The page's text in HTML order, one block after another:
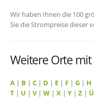
Wir haben Ihnen die 100
Sie die Strompreise dieser
Weitere Orte
A | B | C | D | E | F | G | H
T | U | V| W | X | Y | Z | Ü